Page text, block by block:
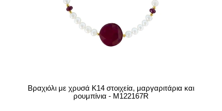
Βραχιόλι με χρυσά Κ14 στοιχεία, μαργαριτάρια και
ρουμπίνια - M122167R